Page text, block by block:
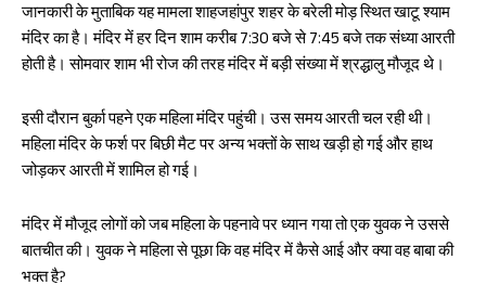
जानकारी के मुताबिक यह मामला शाहजहांपुर शहर के बरेली मोड़ स्थित खाटू श्याम
मंदिर का है। मंदिर में हर दिन शाम करीब 7:30 बजे से 7:45 बजे तक संध्या आरती
होती है। सोमवार शाम भी रोज की तरह मंदिर में बड़ी संख्या में श्रद्धालु मौजूद थे।
इसी दौरान बुर्का पहने एक महिला मंदिर पहुंची। उस समय आरती चल रही थी।
महिला मंदिर के फर्श पर बिछी मैट पर अन्य भक्तों के साथ खड़ी हो गई और हाथ
जोड़कर आरती में शामिल हो गई।
मंदिर में मौजूद लोगों को जब महिला के पहनावे पर ध्यान गया तो एक युवक ने उससे
बातचीत की। युवक ने महिला से पूछा कि वह मंदिर में कैसे आई और क्या वह बाबा की
भक्त है?